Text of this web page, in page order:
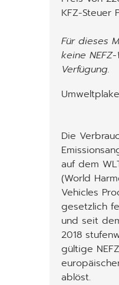
KFZ-Steuer
Für dieses
keine
Verfügung.
Die
auf dem
(World
Vehicles
gesetzlich
und seit
2018
gültige
ablöst.